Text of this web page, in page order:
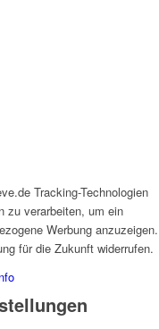
Tracking-Technologien
zu verarbeiten, um ein
Werbung anzuzeigen.
für die Zukunft widerrufen.